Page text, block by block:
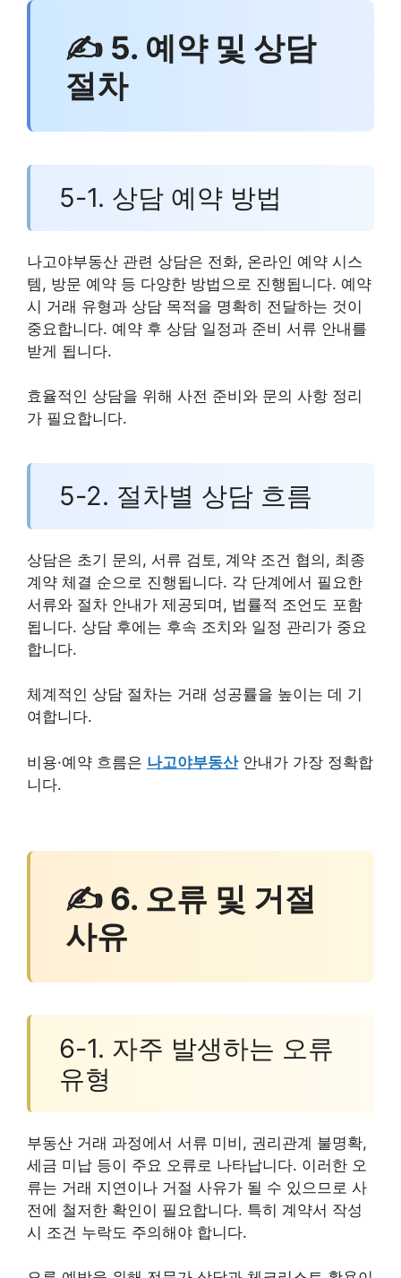
✍ 5. 예약 및 상담
절차
5-1. 상담 예약 방법
나고야부동산 관련 상담은 전화, 온라인 예약 시스
템, 방문 예약 등 다양한 방법으로 진행됩니다. 예약
시 거래 유형과 상담 목적을 명확히 전달하는 것이
중요합니다. 예약 후 상담 일정과 준비 서류 안내를
받게 됩니다.
효율적인 상담을 위해 사전 준비와 문의 사항 정리
가 필요합니다.
5-2. 절차별 상담 흐름
상담은 초기 문의, 서류 검토, 계약 조건 협의, 최종
계약 체결 순으로 진행됩니다. 각 단계에서 필요한
서류와 절차 안내가 제공되며, 법률적 조언도 포함
됩니다. 상담 후에는 후속 조치와 일정 관리가 중요
합니다.
체계적인 상담 절차는 거래 성공률을 높이는 데 기
여합니다.
비용·예약 흐름은 나고야부동산안내가 가장 정확합
니다.
✍ 6. 오류 및 거절
사유
6-1. 자주 발생하는 오류
유형
부동산 거래 과정에서 서류 미비, 권리관계 불명확,
세금 미납 등이 주요 오류로 나타납니다. 이러한 오
류는 거래 지연이나 거절 사유가 될 수 있으므로 사
전에 철저한 확인이 필요합니다. 특히 계약서 작성
시 조건 누락도 주의해야 합니다.